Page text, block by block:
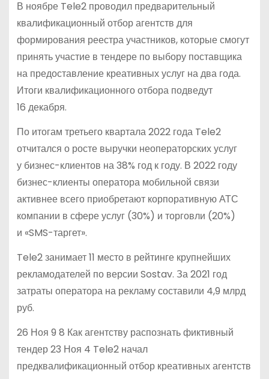
В ноябре Tele2 проводил предварительный
квалификационный отбор агентств для
формирования реестра участников, которые смогут
принять участие в тендере по выбору поставщика
на предоставление креативных услуг на два года.
Итоги квалификационного отбора подведут
16 декабря.
По итогам третьего квартала 2022 года Tele2
отчитался о росте выручки неоператорских услуг
у бизнес-клиентов на 38% год к году. В 2022 году
бизнес-клиенты оператора мобильной связи
активнее всего приобретают корпоративную АТС
компании в сфере услуг (30%) и торговли (20%)
и «SMS-таргет».
Tele2 занимает 11 место в рейтинге крупнейших
рекламодателей по версии Sostav. За 2021 год
затраты оператора на рекламу составили 4,9 млрд
руб.
26 Ноя 9 8 Как агентству распознать фиктивный
тендер 23 Ноя 4 Tele2 начал
предквалификационный отбор креативных агентств